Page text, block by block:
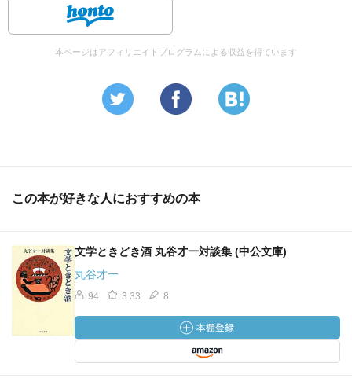
本ページはアフィリエイトプログラムによる収益を得ています
この本が好きな人におすすめの本
文学ときどき酒 丸谷才一対談集 (中公文庫)
丸谷才一
94 3.33 8